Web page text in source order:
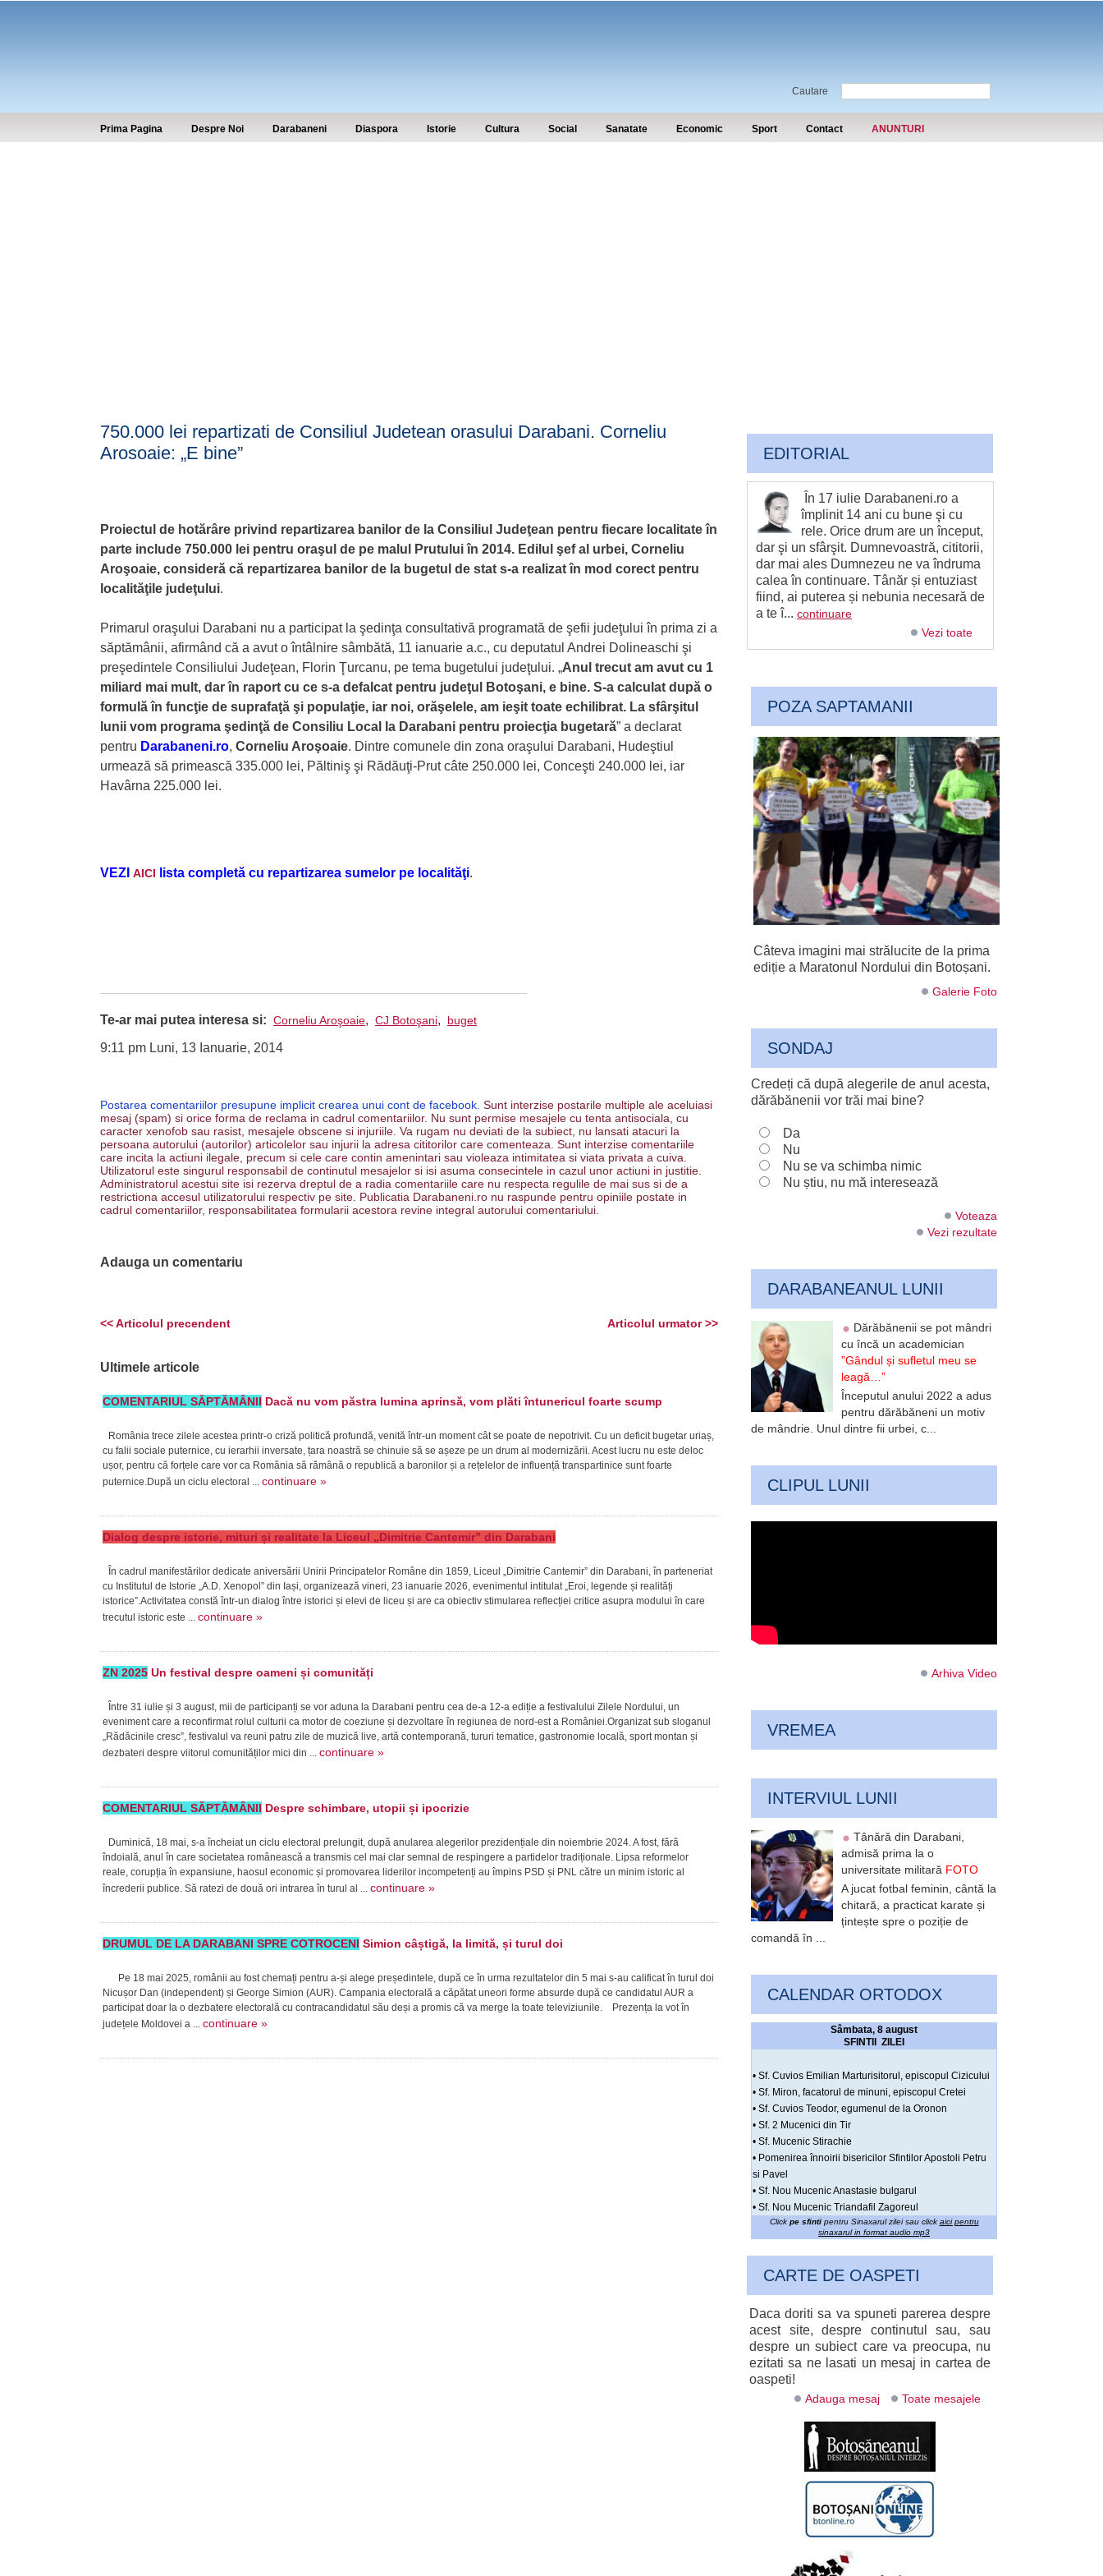
Cautare
Prima Pagina Despre Noi Darabaneni Diaspora Istorie Cultura Social Sanatate Economic Sport Contact ANUNTURI
750.000 lei repartizati de Consiliul Judetean orasului Darabani. Corneliu
Arosoaie: „E bine”
Proiectul de hotărâre privind repartizarea banilor de la Consiliul Judeţean pentru fiecare localitate în
parte include 750.000 lei pentru oraşul de pe malul Prutului în 2014. Edilul şef al urbei, Corneliu
Aroşoaie, consideră că repartizarea banilor de la bugetul de stat s-a realizat în mod corect pentru
localităţile judeţului.
Primarul oraşului Darabani nu a participat la şedinţa consultativă programată de şefii judeţului în prima zi a
săptămânii, afirmând că a avut o întâlnire sâmbătă, 11 ianuarie a.c., cu deputatul Andrei Dolineaschi şi
preşedintele Consiliului Judeţean, Florin Ţurcanu, pe tema bugetului judeţului. „Anul trecut am avut cu 1
miliard mai mult, dar în raport cu ce s-a defalcat pentru judeţul Botoşani, e bine. S-a calculat după o
formulă în funcţie de suprafaţă şi populaţie, iar noi, orăşelele, am ieşit toate echilibrat. La sfârşitul
lunii vom programa şedinţă de Consiliu Local la Darabani pentru proiecţia bugetară” a declarat
pentru Darabaneni.ro, Corneliu Aroşoaie. Dintre comunele din zona oraşului Darabani, Hudeştiul
urmează să primească 335.000 lei, Păltiniş şi Rădăuţi-Prut câte 250.000 lei, Conceşti 240.000 lei, iar
Havârna 225.000 lei.
VEZI AICI lista completă cu repartizarea sumelor pe localităţi.
Te-ar mai putea interesa si: Corneliu Aroşoaie, CJ Botoşani, buget
9:11 pm Luni, 13 Ianuarie, 2014
Postarea comentariilor presupune implicit crearea unui cont de facebook. Sunt interzise postarile multiple ale aceluiasi
mesaj (spam) si orice forma de reclama in cadrul comentariilor. Nu sunt permise mesajele cu tenta antisociala, cu
caracter xenofob sau rasist, mesajele obscene si injuriile. Va rugam nu deviati de la subiect, nu lansati atacuri la
persoana autorului (autorilor) articolelor sau injurii la adresa cititorilor care comenteaza. Sunt interzise comentariile
care incita la actiuni ilegale, precum si cele care contin amenintari sau violeaza intimitatea si viata privata a cuiva.
Utilizatorul este singurul responsabil de continutul mesajelor si isi asuma consecintele in cazul unor actiuni in justitie.
Administratorul acestui site isi rezerva dreptul de a radia comentariile care nu respecta regulile de mai sus si de a
restrictiona accesul utilizatorului respectiv pe site. Publicatia Darabaneni.ro nu raspunde pentru opiniile postate in
cadrul comentariilor, responsabilitatea formularii acestora revine integral autorului comentariului.
Adauga un comentariu
Articolul urmator >>
<< Articolul precendent
Ultimele articole
COMENTARIUL SĂPTĂMÂNII Dacă nu vom păstra lumina aprinsă, vom plăti întunericul foarte scump
România trece zilele acestea printr-o criză politică profundă, venită într-un moment cât se poate de nepotrivit. Cu un deficit bugetar uriaș,
cu falii sociale puternice, cu ierarhii inversate, țara noastră se chinuie să se așeze pe un drum al modernizării. Acest lucru nu este deloc
ușor, pentru că forțele care vor ca România să rămână o republică a baronilor și a rețelelor de influență transpartinice sunt foarte
puternice.După un ciclu electoral ... continuare »
Dialog despre istorie, mituri și realitate la Liceul „Dimitrie Cantemir” din Darabani
În cadrul manifestărilor dedicate aniversării Unirii Principatelor Române din 1859, Liceul „Dimitrie Cantemir” din Darabani, în parteneriat
cu Institutul de Istorie „A.D. Xenopol” din Iași, organizează vineri, 23 ianuarie 2026, evenimentul intitulat „Eroi, legende și realități
istorice”.Activitatea constă într-un dialog între istorici și elevi de liceu și are ca obiectiv stimularea reflecției critice asupra modului în care
trecutul istoric este ... continuare »
ZN 2025 Un festival despre oameni și comunități
Între 31 iulie și 3 august, mii de participanți se vor aduna la Darabani pentru cea de-a 12-a ediție a festivalului Zilele Nordului, un
eveniment care a reconfirmat rolul culturii ca motor de coeziune și dezvoltare în regiunea de nord-est a României.Organizat sub sloganul
„Rădăcinile cresc”, festivalul va reuni patru zile de muzică live, artă contemporană, tururi tematice, gastronomie locală, sport montan și
dezbateri despre viitorul comunităților mici din ... continuare »
COMENTARIUL SĂPTĂMÂNII Despre schimbare, utopii și ipocrizie
Duminică, 18 mai, s-a încheiat un ciclu electoral prelungit, după anularea alegerilor prezidențiale din noiembrie 2024. A fost, fără
îndoială, anul în care societatea românească a transmis cel mai clar semnal de respingere a partidelor tradiționale. Lipsa reformelor
reale, corupția în expansiune, haosul economic și promovarea liderilor incompetenți au împins PSD și PNL către un minim istoric al
încrederii publice. Să ratezi de două ori intrarea în turul al ... continuare »
DRUMUL DE LA DARABANI SPRE COTROCENI Simion câștigă, la limită, și turul doi
Pe 18 mai 2025, românii au fost chemați pentru a-și alege președintele, după ce în urma rezultatelor din 5 mai s-au calificat în turul doi
Nicușor Dan (independent) și George Simion (AUR). Campania electorală a căpătat uneori forme absurde după ce candidatul AUR a
participat doar la o dezbatere electorală cu contracandidatul său deși a promis că va merge la toate televiziunile. Prezența la vot în
județele Moldovei a ... continuare »
EDITORIAL
În 17 iulie Darabaneni.ro a
împlinit 14 ani cu bune şi cu
rele. Orice drum are un început,
dar şi un sfârşit. Dumnevoastră, cititorii,
dar mai ales Dumnezeu ne va îndruma
calea în continuare. Tânăr și entuziast
fiind, ai puterea și nebunia necesară de
a te î... continuare
Vezi toate
POZA SAPTAMANII
Câteva imagini mai strălucite de la prima
ediție a Maratonul Nordului din Botoșani.
Galerie Foto
SONDAJ
Credeți că după alegerile de anul acesta,
dărăbănenii vor trăi mai bine?
Da
Nu
Nu se va schimba nimic
Nu știu, nu mă interesează
Voteaza
Vezi rezultate
DARABANEANUL LUNII
Dărăbănenii se pot mândri
cu încă un academician
”Gândul și sufletul meu se
leagă…”
Începutul anului 2022 a adus
pentru dărăbăneni un motiv
de mândrie. Unul dintre fii urbei, c...
CLIPUL LUNII
Arhiva Video
VREMEA
INTERVIUL LUNII
Tânără din Darabani,
admisă prima la o
universitate militară FOTO
A jucat fotbal feminin, cântă la
chitară, a practicat karate și
țintește spre o poziție de
comandă în ...
CALENDAR ORTODOX
Sâmbata, 8 august
SFINTII ZILEI
• Sf. Cuvios Emilian Marturisitorul, episcopul Cizicului
• Sf. Miron, facatorul de minuni, episcopul Cretei
• Sf. Cuvios Teodor, egumenul de la Oronon
• Sf. 2 Mucenici din Tir
• Sf. Mucenic Stirachie
• Pomenirea înnoirii bisericilor Sfintilor Apostoli Petru
si Pavel
• Sf. Nou Mucenic Anastasie bulgarul
• Sf. Nou Mucenic Triandafil Zagoreul
Click pe sfintipentru Sinaxarul zilei sau click aici pentru
sinaxarul in format audio mp3
CARTE DE OASPETI
Daca doriti sa va spuneti parerea despre
acest site, despre continutul sau, sau
despre un subiect care va preocupa, nu
ezitati sa ne lasati un mesaj in cartea de
oaspeti!
Adauga mesaj Toate mesajele